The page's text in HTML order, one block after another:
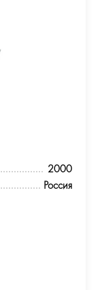
2000
Россия